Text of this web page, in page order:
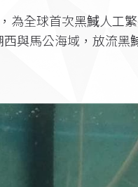
為全球首次黑䱛人工
西與馬公海域，放流